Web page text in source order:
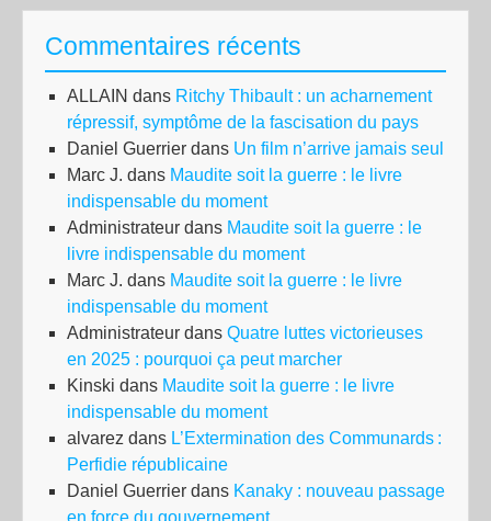
Commentaires récents
ALLAIN dans Ritchy Thibault : un acharnement
répressif, symptôme de la fascisation du pays
Daniel Guerrier dans Un film n’arrive jamais seul
Marc J. dans Maudite soit la guerre : le livre
indispensable du moment
Administrateur dans Maudite soit la guerre : le
livre indispensable du moment
Marc J. dans Maudite soit la guerre : le livre
indispensable du moment
Administrateur dans Quatre luttes victorieuses
en 2025 : pourquoi ça peut marcher
Kinski dans Maudite soit la guerre : le livre
indispensable du moment
alvarez dans L’Extermination des Communards :
Perfidie républicaine
Daniel Guerrier dans Kanaky : nouveau passage
en force du gouvernement